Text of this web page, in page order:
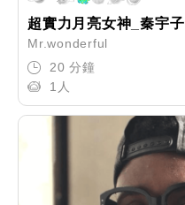
超實力月亮女神_秦宇子
Mr.wonderful
20 分鐘
1人